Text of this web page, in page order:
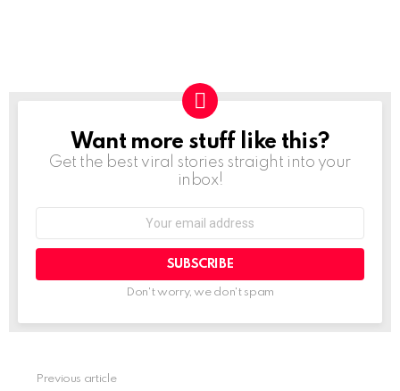
NEWSLETTER
Want more stuff like this?
Get the best viral stories straight into your
inbox!
Don't worry, we don't spam
Previous article